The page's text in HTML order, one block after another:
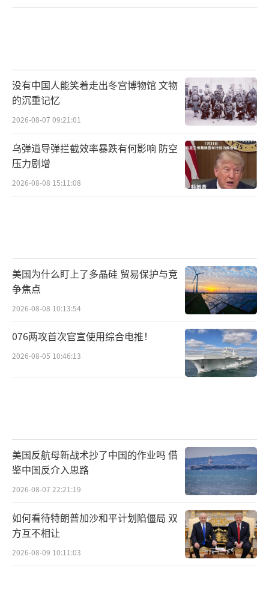
没有中国人能笑着走出冬宫博物馆 文物
的沉重记忆
2026-08-07 09:21:01
乌弹道导弹拦截效率暴跌有何影响 防空
压力剧增
2026-08-08 15:11:08
美国为什么盯上了多晶硅 贸易保护与竞
争焦点
2026-08-08 10:13:54
076两攻首次官宣使用综合电推！
2026-08-05 10:46:13
美国反航母新战术抄了中国的作业吗 借
鉴中国反介入思路
2026-08-07 22:21:19
如何看待特朗普加沙和平计划陷僵局 双
方互不相让
2026-08-09 10:11:03